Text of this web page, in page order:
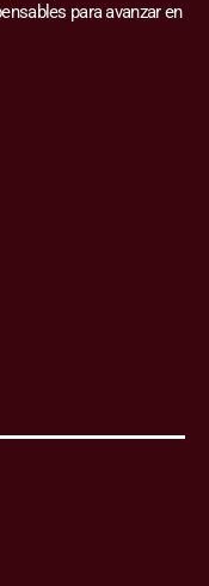
para avanzar en